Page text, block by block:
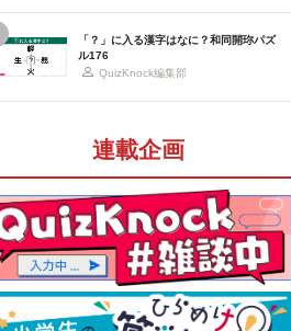
「？」に入る漢字はなに？和同開珎パズ
ル176
QuizKnock編集部
連載企画